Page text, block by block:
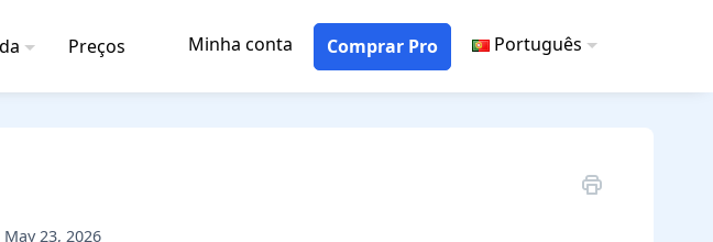
Preços Minha conta Comprar Pro Português
May 23, 2026